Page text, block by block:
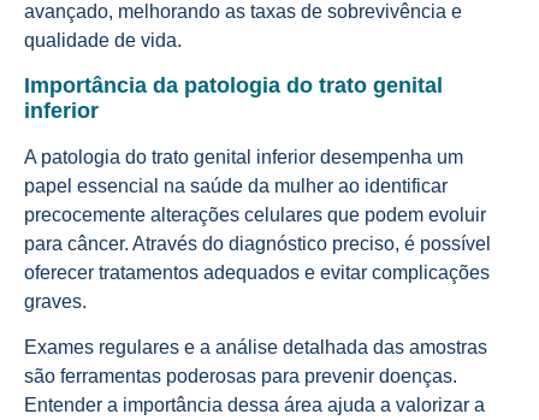
avançado, melhorando as taxas de sobrevivência e
qualidade de vida.
Importância da patologia do trato genital
inferior
A patologia do trato genital inferior desempenha um
papel essencial na saúde da mulher ao identificar
precocemente alterações celulares que podem evoluir
para câncer. Através do diagnóstico preciso, é possível
oferecer tratamentos adequados e evitar complicações
graves.
Exames regulares e a análise detalhada das amostras
são ferramentas poderosas para prevenir doenças.
Entender a importância dessa área ajuda a valorizar a